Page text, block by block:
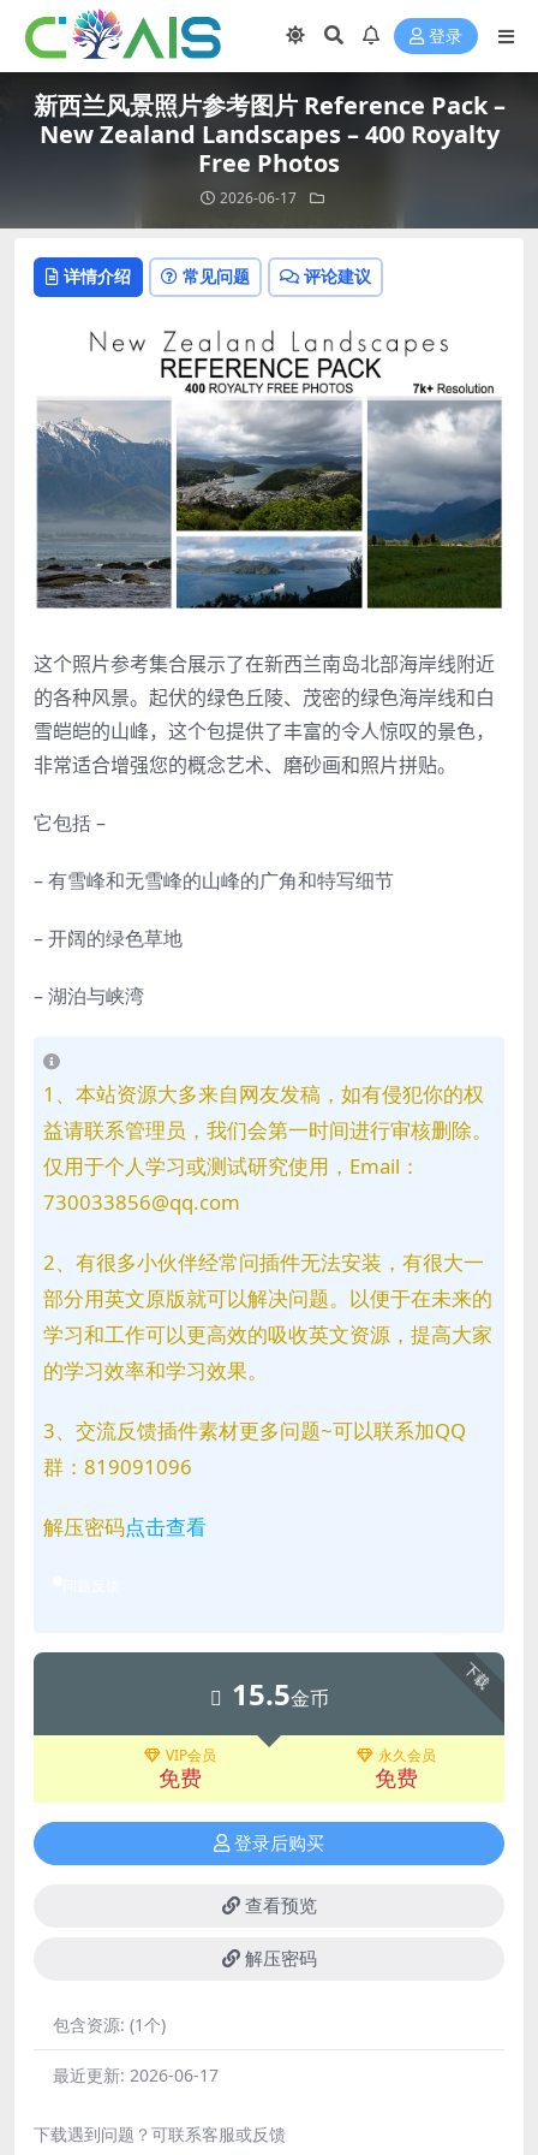
登录
新西兰风景照片参考图片 Reference Pack –
New Zealand Landscapes – 400 Royalty
Free Photos
2026-06-17
详情介绍 常见问题 评论建议
这个照片参考集合展示了在新西兰南岛北部海岸线附近
的各种风景。起伏的绿色丘陵、茂密的绿色海岸线和白
雪皑皑的山峰，这个包提供了丰富的令人惊叹的景色，
非常适合增强您的概念艺术、磨砂画和照片拼贴。
它包括 –
– 有雪峰和无雪峰的山峰的广角和特写细节
– 开阔的绿色草地
– 湖泊与峡湾
1、本站资源大多来自网友发稿，如有侵犯你的权
益请联系管理员，我们会第一时间进行审核删除。
仅用于个人学习或测试研究使用，Email：
730033856@qq.com
2、有很多小伙伴经常问插件无法安装，有很大一
部分用英文原版就可以解决问题。以便于在未来的
学习和工作可以更高效的吸收英文资源，提高大家
的学习效率和学习效果。
3、交流反馈插件素材更多问题~可以联系加QQ
群：819091096
解压密码点击查看
下载
15.5金币
VIP会员
免费
永久会员
免费
登录后购买
查看预览
解压密码
包含资源: (1个)
最近更新: 2026-06-17
下载遇到问题？可联系客服或反馈